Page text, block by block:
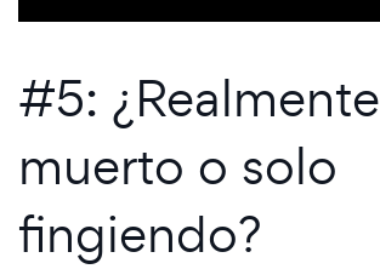
#5: ¿Realmente
muerto o solo
fingiendo?